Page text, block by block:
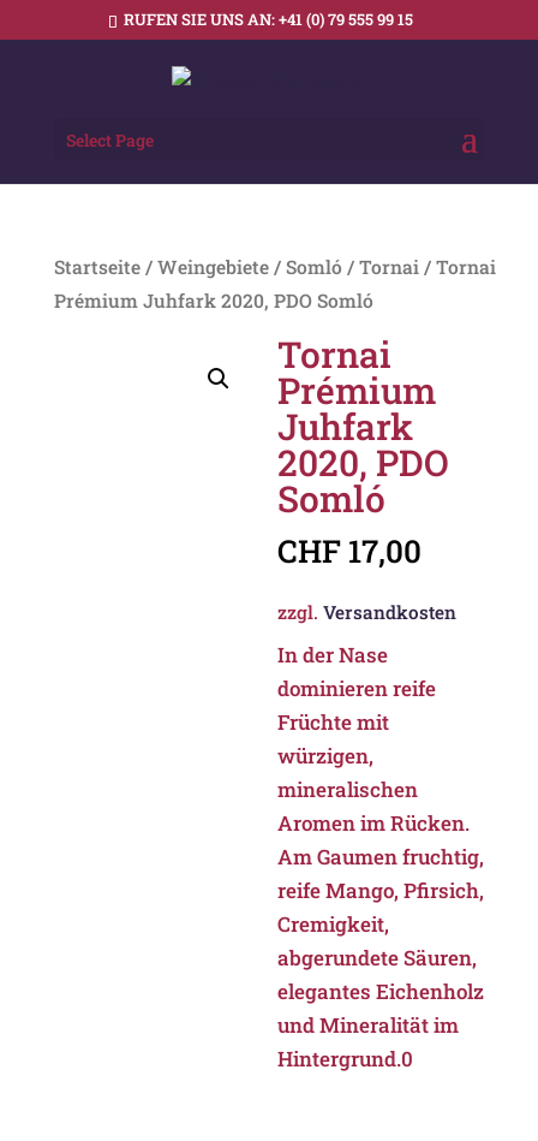
RUFEN SIE UNS AN:+41 (0) 79 555 99 15
Select Page
Startseite/ Weingebiete/ Somló / Tornai/ Tornai
Prémium Juhfark 2020, PDO Somló
Tornai
Prémium
Juhfark
2020, PDO
Somló
CHF 17,00
zzgl.Versandkosten
In der Nase
dominieren reife
Früchte mit
würzigen,
mineralischen
Aromen im Rücken.
Am Gaumen fruchtig,
reife Mango, Pfirsich,
Cremigkeit,
abgerundete Säuren,
elegantes Eichenholz
und Mineralität im
Hintergrund.0